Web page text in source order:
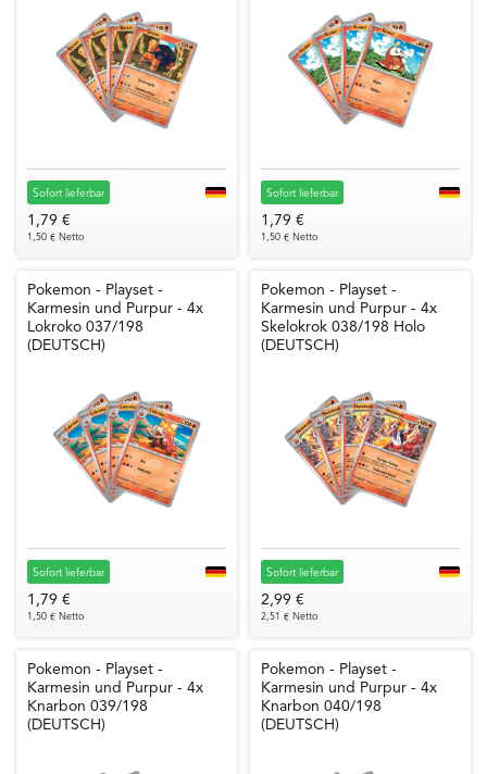
Sofort lieferbar
1,79 €
1,50 € Netto
Sofort lieferbar
1,79 €
1,50 € Netto
Pokemon - Playset -
Karmesin und Purpur - 4x
Lokroko 037/198
(DEUTSCH)
Sofort lieferbar
1,79 €
1,50 € Netto
Pokemon - Playset -
Karmesin und Purpur - 4x
Skelokrok 038/198 Holo
(DEUTSCH)
Sofort lieferbar
2,99 €
2,51 € Netto
Pokemon - Playset -
Karmesin und Purpur - 4x
Knarbon 039/198
(DEUTSCH)
Pokemon - Playset -
Karmesin und Purpur - 4x
Knarbon 040/198
(DEUTSCH)